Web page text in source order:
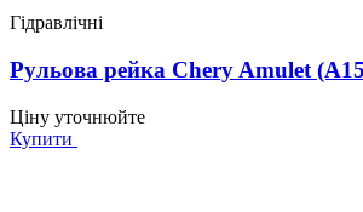
Гідравлічні
Рульова рейка Chery Amulet
Ціну уточнюйте
Купити